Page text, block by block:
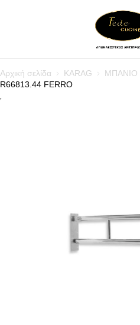
Αρχική σελίδα KARAG ΜΠΑΝΙΟ
R66813.44 FERRO